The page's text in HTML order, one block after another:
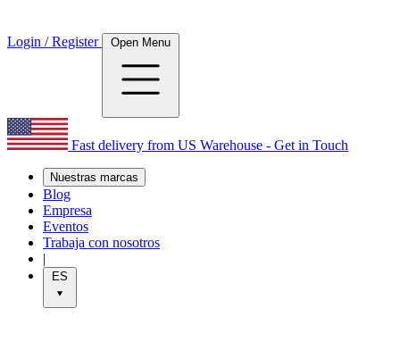
Login / Register Open Menu
Fast delivery from US Warehouse - Get in Touch
Nuestras marcas
Blog
Empresa
Eventos
Trabaja con nosotros
|
ES